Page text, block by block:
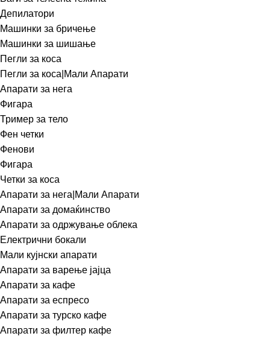
Депилатори
Машинки за бричење
Машинки за шишање
Пегли за коса
Пегли за коса|Мали Апарати
Апарати за нега
Фигара
Тример за тело
Фен четки
Фенови
Фигара
Четки за коса
Апарати за нега|Мали Апарати
Апарати за домаќинство
Апарати за одржување облека
Електрични бокали
Мали кујнски апарати
Апарати за варење јајца
Апарати за кафе
Апарати за еспресо
Апарати за турско кафе
Апарати за филтер кафе